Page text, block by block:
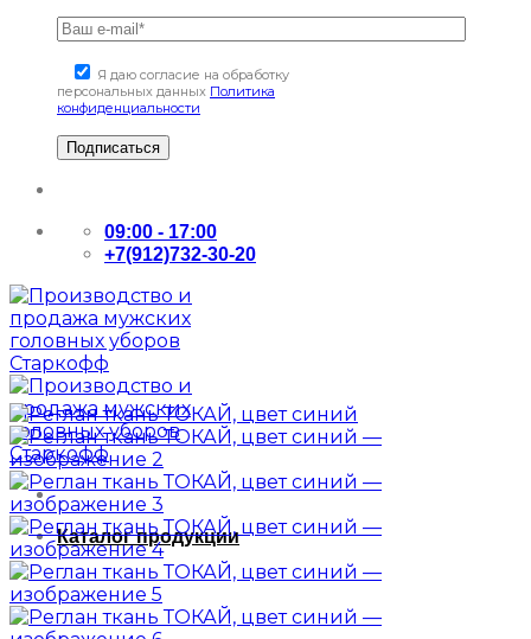
Я даю согласие на обработку
персональных данных Политика
конфиденциальности
09:00 - 17:00
+7(912)732-30-20
Каталог продукции